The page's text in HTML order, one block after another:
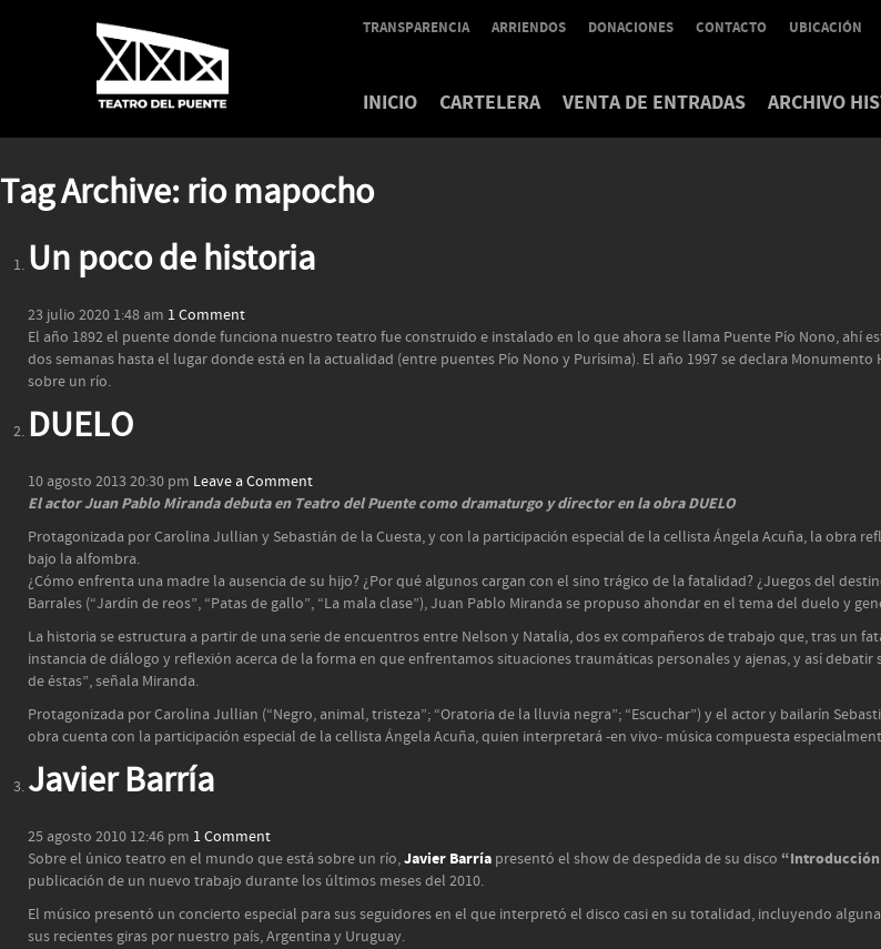
TRANSPARENCIA ARRIENDOS DONACIONES CONTACTO UBICACIÓN
INICIO CARTELERA VENTA DE ENTRADAS ARCHIVO
Tag Archive: rio mapocho
Un poco de historia
23 julio 2020 1:48 am 1 Comment
El año 1892 el puente donde funciona nuestro teatro fue construido e instalado en lo que ahora se llama Puente Pío Nono, ahí
dos semanas hasta el lugar donde está en la actualidad (entre puentes Pío Nono y Purísima). El año 1997 se declara
sobre un río.
DUELO
10 agosto 2013 20:30 pm Leave a Comment
El actor Juan Pablo Miranda debuta en Teatro del Puente como dramaturgo y director en la obra DUELO
Protagonizada por Carolina Jullian y Sebastián de la Cuesta, y con la participación especial de la cellista Ángela Acuña, la obra
bajo la alfombra.
¿Cómo enfrenta una madre la ausencia de su hijo? ¿Por qué algunos cargan con el sino trágico de la fatalidad? ¿Juegos del
Barrales (“Jardín de reos”, “Patas de gallo”, “La mala clase”), Juan Pablo Miranda se propuso ahondar en el tema del duelo y
La historia se estructura a partir de una serie de encuentros entre Nelson y Natalia, dos ex compañeros de trabajo que, tras un
instancia de diálogo y reflexión acerca de la forma en que enfrentamos situaciones traumáticas personales y ajenas, y así
de éstas”, señala Miranda.
Protagonizada por Carolina Jullian (“Negro, animal, tristeza”; “Oratoria de la lluvia negra”; “Escuchar”) y el actor y bailarín
obra cuenta con la participación especial de la cellista Ángela Acuña, quien interpretará -en vivo- música compuesta
Javier Barría
25 agosto 2010 12:46 pm 1 Comment
Sobre el único teatro en el mundo que está sobre un río,Javier Barría presentó el show de despedida de su disco “Introducción
publicación de un nuevo trabajo durante los últimos meses del 2010.
El músico presentó un concierto especial para sus seguidores en el que interpretó el disco casi en su totalidad, incluyendo
sus recientes giras por nuestro país, Argentina y Uruguay.